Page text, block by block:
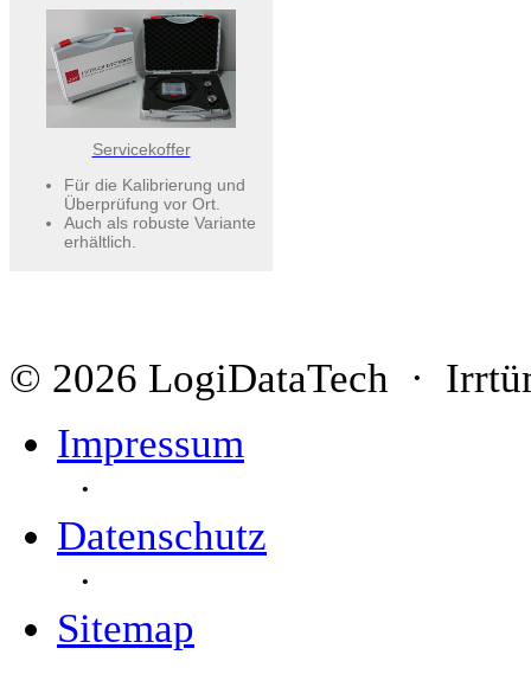
Servicekoffer
Für die Kalibrierung und
Überprüfung vor Ort.
Auch als robuste Variante
erhältlich.
© 2026 LogiDataTech ·
Impressum
·
Datenschutz
·
Sitemap